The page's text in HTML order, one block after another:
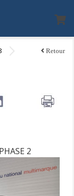
Retour
2